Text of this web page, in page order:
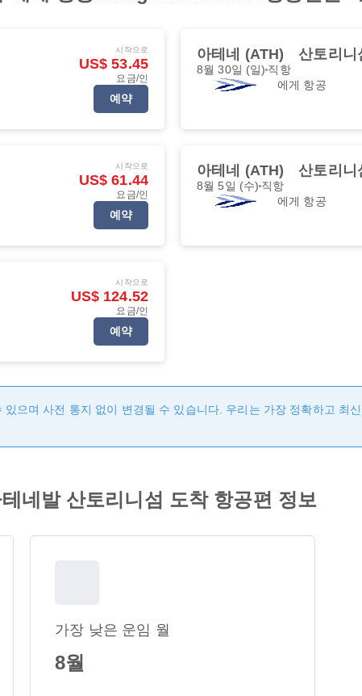
시작으로
US$ 53.45
요금/인
예약
아테네 (ATH) 산토리니
8월 30일 (일) 직항
에게 항공
시작으로
US$ 61.44
요금/인
예약
아테네 (ATH) 산토리니
8월 5일 (수) 직항
에게 항공
시작으로
US$ 124.52
요금/인
예약
으며 사전 통지 없이 변경될 수 있습니다. 우리는 가장 정확하고 최
네발 산토리니섬 도착 항공편 정보
가장 낮은 운임 월
8월